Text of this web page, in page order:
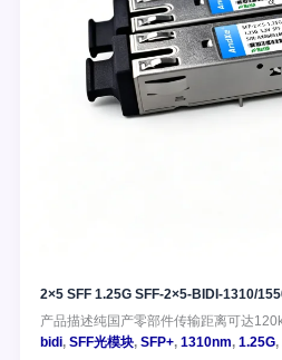
2×5 SFF 1.25G SFF-2×5-BIDI-1310/
产品描述纯国产零部件传输距离可达
bidi,SFF光模块,SFP+,1310nm,1.25G,